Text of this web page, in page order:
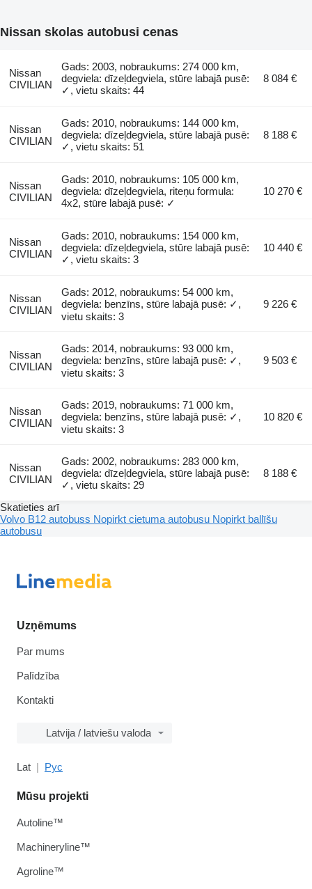
Nissan skolas autobusi cenas
Nissan
CIVILIAN
Gads: 2003, nobraukums: 274 000 km,
degviela: dīzeļdegviela, stūre labajā pusē:
✓, vietu skaits: 44
8 084 €
Nissan
CIVILIAN
Gads: 2010, nobraukums: 144 000 km,
degviela: dīzeļdegviela, stūre labajā pusē:
✓, vietu skaits: 51
8 188 €
Nissan
CIVILIAN
Gads: 2010, nobraukums: 105 000 km,
degviela: dīzeļdegviela, riteņu formula:
4x2, stūre labajā pusē: ✓
10 270 €
Nissan
CIVILIAN
Gads: 2010, nobraukums: 154 000 km,
degviela: dīzeļdegviela, stūre labajā pusē:
✓, vietu skaits: 3
10 440 €
Nissan
CIVILIAN
Gads: 2012, nobraukums: 54 000 km,
degviela: benzīns, stūre labajā pusē: ✓,
vietu skaits: 3
9 226 €
Nissan
CIVILIAN
Gads: 2014, nobraukums: 93 000 km,
degviela: benzīns, stūre labajā pusē: ✓,
vietu skaits: 3
9 503 €
Nissan
CIVILIAN
Gads: 2019, nobraukums: 71 000 km,
degviela: benzīns, stūre labajā pusē: ✓,
vietu skaits: 3
10 820 €
Nissan
CIVILIAN
Gads: 2002, nobraukums: 283 000 km,
degviela: dīzeļdegviela, stūre labajā pusē:
✓, vietu skaits: 29
8 188 €
Skatieties arī
Volvo B12 autobuss Nopirkt cietuma autobusu Nopirkt ballīšu
autobusu
Uzņēmums
Par mums
Palīdzība
Kontakti
Latvija / latviešu valoda
Lat Рус
Mūsu projekti
Autoline™
Machineryline™
Agroline™